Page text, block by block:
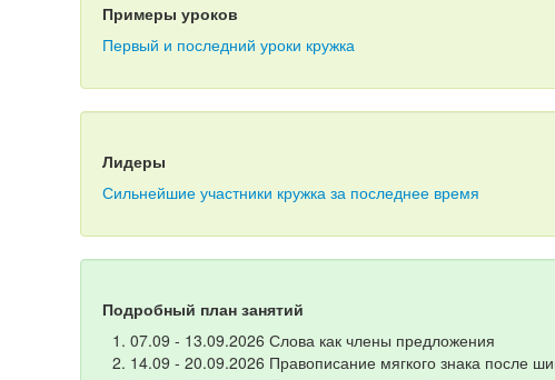
Примеры уроков
Первый и последний уроки кружка
Лидеры
Сильнейшие участники кружка за последнее время
Подробный план занятий
07.09 - 13.09.2026 Слова как члены предложения
14.09 - 20.09.2026 Правописание мягкого знака после